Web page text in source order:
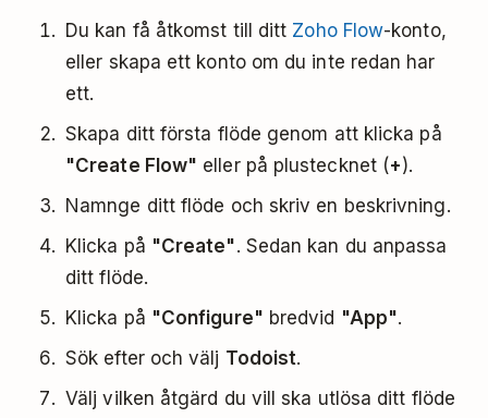
Du kan få åtkomst till ditt Zoho Flow-konto,
eller skapa ett konto om du inte redan har
ett.
Skapa ditt första flöde genom att klicka på
"Create Flow" eller på plustecknet (+).
Namnge ditt flöde och skriv en beskrivning.
Klicka på "Create". Sedan kan du anpassa
ditt flöde.
Klicka på "Configure" bredvid "App".
Sök efter och välj Todoist.
Välj vilken åtgärd du vill ska utlösa ditt flöde